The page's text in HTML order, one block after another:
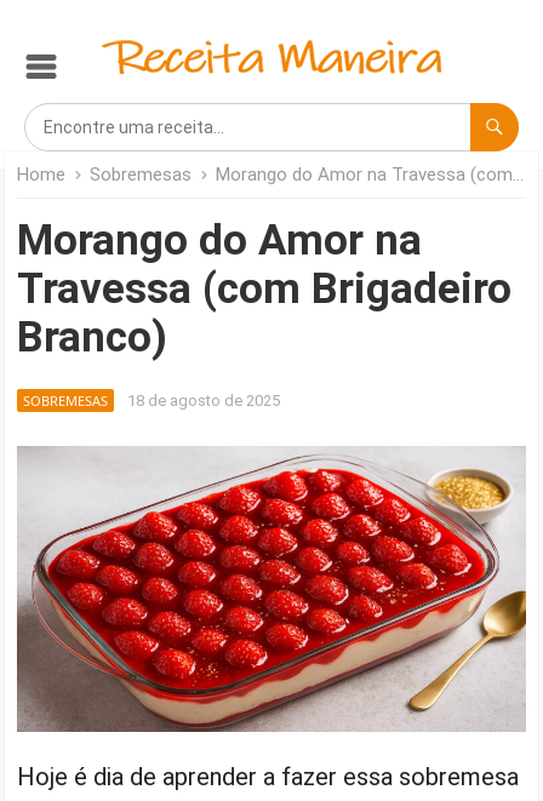
Home Sobremesas Morango do Amor na Travessa (com Brigadeiro Branco)
Morango do Amor na
Travessa (com Brigadeiro
Branco)
SOBREMESAS 18 de agosto de 2025
Hoje é dia de aprender a fazer essa sobremesa